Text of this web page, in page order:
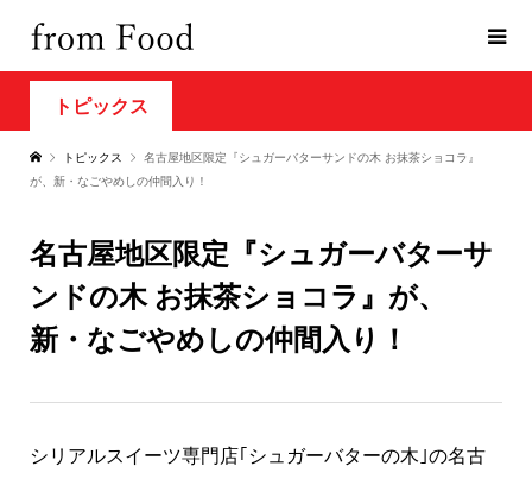
トピックス
トピックス
名古屋地区限定『シュガーバターサンドの木 お抹茶ショコラ』
が、新・なごやめしの仲間入り！
名古屋地区限定『シュガーバターサ
ンドの木 お抹茶ショコラ』が、
新・なごやめしの仲間入り！
シリアルスイーツ専門店｢シュガーバターの木｣の名古